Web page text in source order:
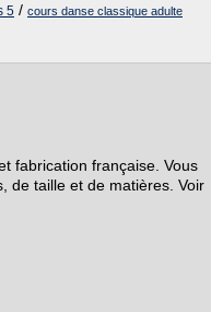
5 / cours danse classique adulte
fabrication française. Vous
de taille et de matières. Voir